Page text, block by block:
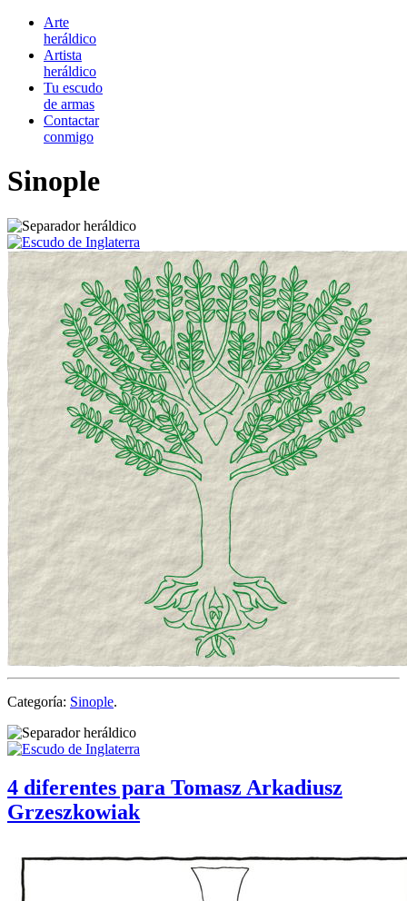
Arte
heráldico
Artista
heráldico
Tu escudo
de armas
Contactar
conmigo
Sinople
Categoría: Sinople.
4 diferentes para Tomasz Arkadiusz
Grzeszkowiak